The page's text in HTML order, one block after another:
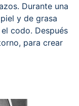
Durante una
y de grasa
codo. Después
para crear